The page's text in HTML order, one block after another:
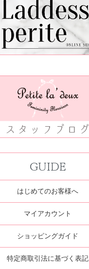
GUIDE
はじめてのお客様へ
マイアカウント
ショッピングガイド
特定商取引法に基づく表記